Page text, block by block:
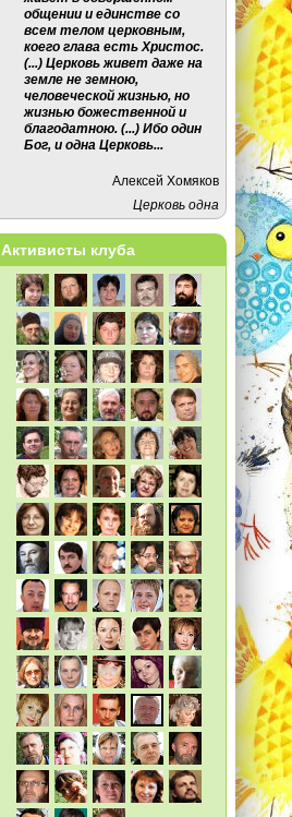
общении и единстве со
всем телом церковным,
коего глава есть Христос.
(...) Церковь живет даже на
земле не земною,
человеческой жизнью, но
жизнью божественной и
благодатною. (...) Ибо один
Бог, и одна Церковь...
Алексей Хомяков
Церковь одна
Активисты клуба